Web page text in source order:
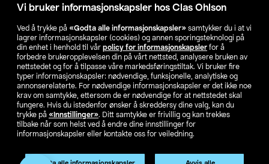
Vi bruker informasjonskapsler hos Clas Ohlson
Ved å trykke på «Godta alle informasjonskapsler» samtykker du i at vi
lagrer informasjonskapsler (cookies) og annen sporingsteknologi på
din enhet i henhold til vår policy for informasjonskapsler for å
forbedre brukeropplevelsen din på vårt nettsted, analysere bruken av
nettstedet og for å tilpasse våre markedsføringstiltak. Vi bruker fire
typer informasjonskapsler: nødvendige, funksjonelle, analytiske og
annonserelaterte. For nødvendige informasjonskapsler er det ikke noe
krav om samtykke, ettersom de er nødvendige for at nettstedet skal
fungere. Hvis du istedenfor ønsker å skreddersy dine valg, kan du
trykke på «Innstillinger». Ditt samtykke er frivillig og kan trekkes
tilbake når som helst ved å endre dine innstillinger for
informasjonskapsler eller kontakte oss for veiledning.
Våre selskaper
Finn din butikk
SE NO FI
Endre til priser ekskl. moms